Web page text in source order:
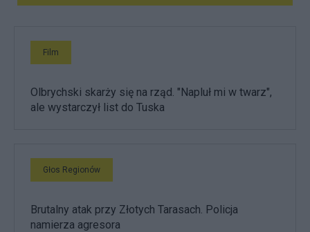
Film
Olbrychski skarży się na rząd. "Napluł mi w twarz",
ale wystarczył list do Tuska
Głos Regionów
Brutalny atak przy Złotych Tarasach. Policja
namierza agresora